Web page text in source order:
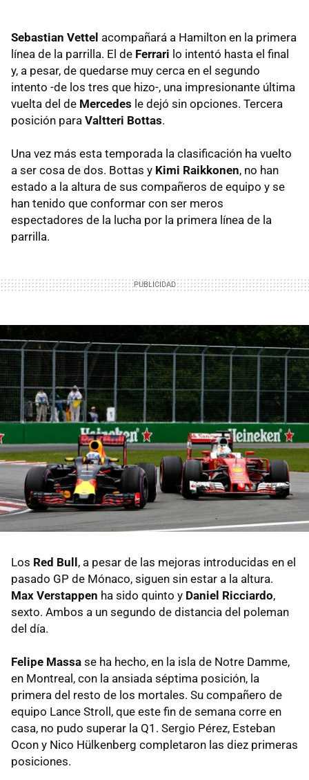
Sebastian Vettel acompañará a Hamilton en la primera
línea de la parrilla. El de Ferrari lo intentó hasta el final
y, a pesar, de quedarse muy cerca en el segundo
intento -de los tres que hizo-, una impresionante última
vuelta del de Mercedes le dejó sin opciones. Tercera
posición para Valtteri Bottas.
Una vez más esta temporada la clasificación ha vuelto
a ser cosa de dos. Bottas y Kimi Raikkonen, no han
estado a la altura de sus compañeros de equipo y se
han tenido que conformar con ser meros
espectadores de la lucha por la primera línea de la
parrilla.
Los Red Bull, a pesar de las mejoras introducidas en el
pasado GP de Mónaco, siguen sin estar a la altura.
Max Verstappen ha sido quinto y Daniel Ricciardo,
sexto. Ambos a un segundo de distancia del poleman
del día.
Felipe Massa se ha hecho, en la isla de Notre Damme,
en Montreal, con la ansiada séptima posición, la
primera del resto de los mortales. Su compañero de
equipo Lance Stroll, que este fin de semana corre en
casa, no pudo superar la Q1. Sergio Pérez, Esteban
Ocon y Nico Hülkenberg completaron las diez primeras
posiciones.